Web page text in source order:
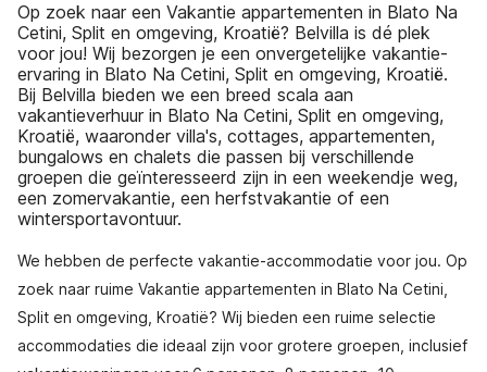
Op zoek naar een Vakantie appartementen in Blato Na
Cetini, Split en omgeving, Kroatië? Belvilla is dé plek
voor jou! Wij bezorgen je een onvergetelijke vakantie-
ervaring in Blato Na Cetini, Split en omgeving, Kroatië.
Bij Belvilla bieden we een breed scala aan
vakantieverhuur in Blato Na Cetini, Split en omgeving,
Kroatië, waaronder villa's, cottages, appartementen,
bungalows en chalets die passen bij verschillende
groepen die geïnteresseerd zijn in een weekendje weg,
een zomervakantie, een herfstvakantie of een
wintersportavontuur.
We hebben de perfecte vakantie-accommodatie voor jou. Op
zoek naar ruime Vakantie appartementen in Blato Na Cetini,
Split en omgeving, Kroatië? Wij bieden een ruime selectie
accommodaties die ideaal zijn voor grotere groepen, inclusief